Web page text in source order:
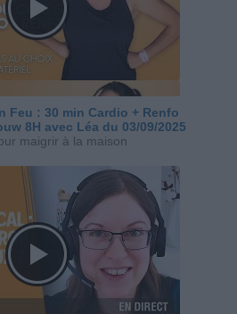
Feu : 30 min Cardio + Renfo
8H avec Léa du 03/09/2025
maigrir à la maison